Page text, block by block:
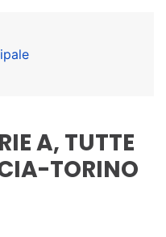
A, TUTTE
TORINO